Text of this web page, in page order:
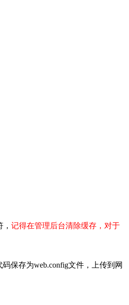
记得在管理后台清除缓存，对于
保存为web.config文件，上传到网